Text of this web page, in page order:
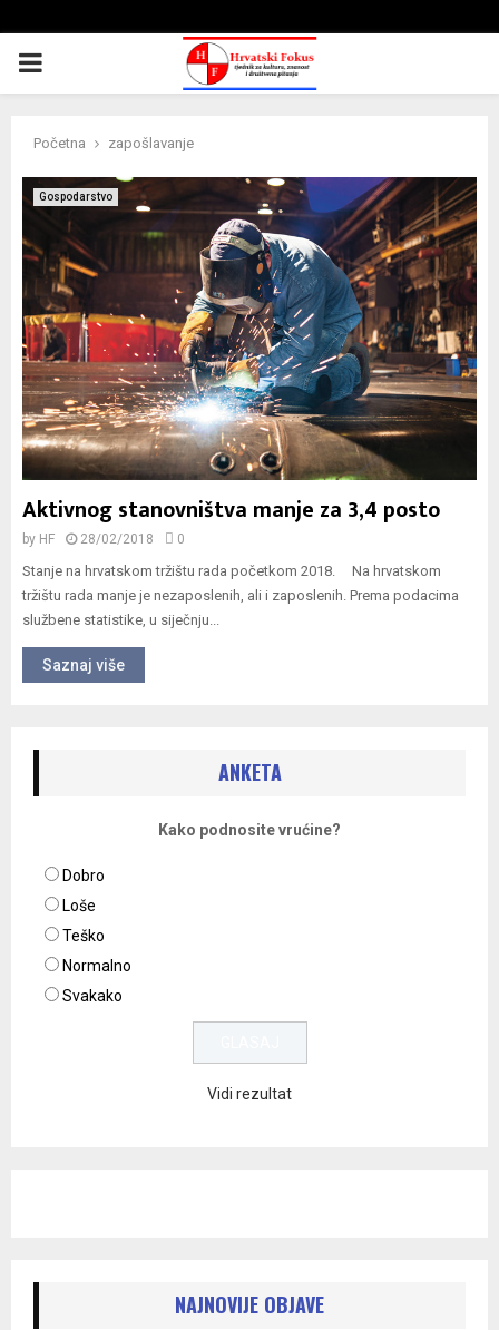
PRIMARY
Početna zapošlavanje
Gospodarstvo
Aktivnog stanovništva manje za 3,4 posto
by HF 28/02/2018 0
Stanje na hrvatskom tržištu rada početkom 2018. Na hrvatskom
tržištu rada manje je nezaposlenih, ali i zaposlenih. Prema podacima
službene statistike, u siječnju...
Saznaj više
ANKETA
Kako podnosite vrućine?
Dobro
Loše
Teško
Normalno
Svakako
Vidi rezultat
NAJNOVIJE OBJAVE